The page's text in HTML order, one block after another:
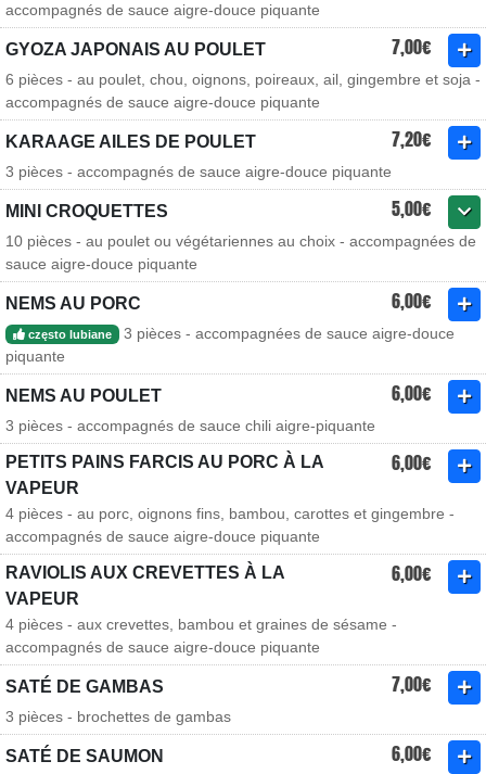
accompagnés de sauce aigre-douce piquante
GYOZA JAPONAIS AU POULET 7,00€
6 pièces - au poulet, chou, oignons, poireaux, ail, gingembre et soja -
accompagnés de sauce aigre-douce piquante
KARAAGE AILES DE POULET 7,20€
3 pièces - accompagnés de sauce aigre-douce piquante
MINI CROQUETTES 5,00€
10 pièces - au poulet ou végétariennes au choix - accompagnées de
sauce aigre-douce piquante
NEMS AU PORC 6,00€
często lubiane
3 pièces - accompagnées de sauce aigre-douce
piquante
NEMS AU POULET 6,00€
3 pièces - accompagnés de sauce chili aigre-piquante
PETITS PAINS FARCIS AU PORC À LA
VAPEUR
6,00€
4 pièces - au porc, oignons fins, bambou, carottes et gingembre -
accompagnés de sauce aigre-douce piquante
RAVIOLIS AUX CREVETTES À LA
VAPEUR
6,00€
4 pièces - aux crevettes, bambou et graines de sésame -
accompagnés de sauce aigre-douce piquante
SATÉ DE GAMBAS 7,00€
3 pièces - brochettes de gambas
SATÉ DE SAUMON 6,00€